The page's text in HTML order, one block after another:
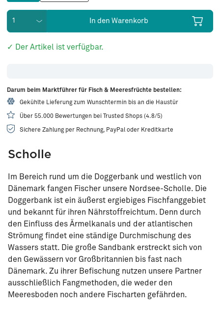
In den Warenkorb
✓ Der Artikel ist verfügbar.
Darum beim Marktführer für Fisch & Meeresfrüchte bestellen:
Gekühlte Lieferung zum Wunschtermin bis an die Haustür
Über 55.000 Bewertungen bei Trusted Shops (4.8/5)
Sichere Zahlung per Rechnung, PayPal oder Kreditkarte
Scholle
Im Bereich rund um die Doggerbank und westlich von
Dänemark fangen Fischer unsere Nordsee-Scholle. Die
Doggerbank ist ein äußerst ergiebiges Fischfanggebiet
und bekannt für ihren Nährstoffreichtum. Denn durch
den Einfluss des Ärmelkanals und der atlantischen
Strömung findet eine ständige Durchmischung des
Wassers statt. Die große Sandbank erstreckt sich von
den Gewässern vor Großbritannien bis fast nach
Dänemark. Zu ihrer Befischung nutzen unsere Partner
ausschließlich Fangmethoden, die weder den
Meeresboden noch andere Fischarten gefährden.